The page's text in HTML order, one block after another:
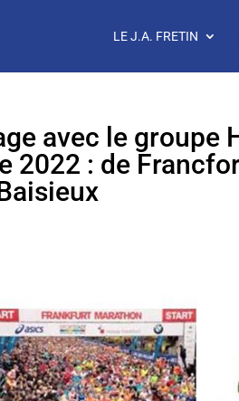
LE J.A. FRETIN
avec le groupe
2022 : de